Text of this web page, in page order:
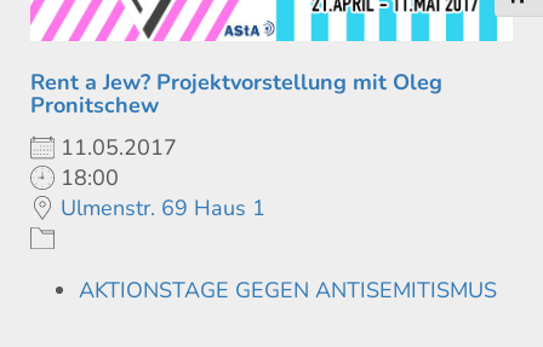
Rent a Jew? Projektvorstellung mit Oleg
Pronitschew
11.05.2017
18:00
Ulmenstr. 69 Haus 1
AKTIONSTAGE GEGEN ANTISEMITISMUS